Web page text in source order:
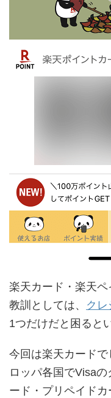
楽天カード・楽天
教訓としては、 クレ
1つだけだと困ると
今回は楽天カード
ロッパ各国でVisa
ード・プリペイド